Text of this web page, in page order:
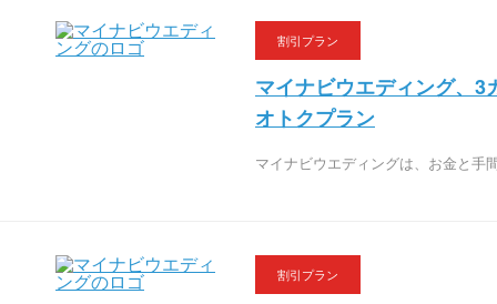
割引プラン
マイナビウエディング、3
オトクプラン
マイナビウエディングは、お金と
割引プラン